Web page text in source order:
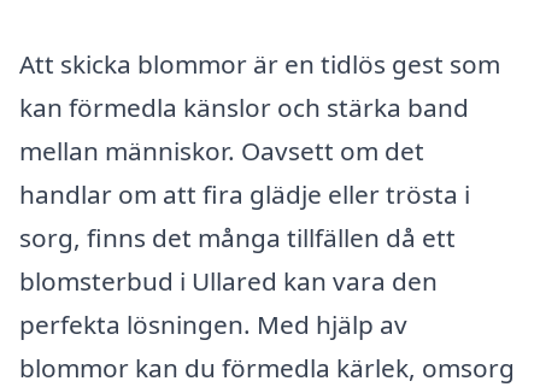
Att skicka blommor är en tidlös gest som
kan förmedla känslor och stärka band
mellan människor. Oavsett om det
handlar om att fira glädje eller trösta i
sorg, finns det många tillfällen då ett
blomsterbud i Ullared kan vara den
perfekta lösningen. Med hjälp av
blommor kan du förmedla kärlek, omsorg